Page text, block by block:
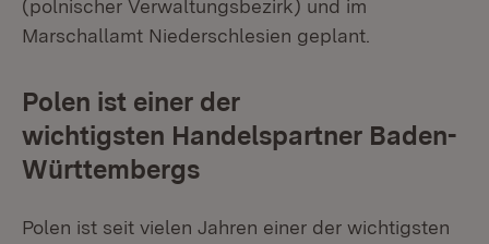
(polnischer Verwaltungsbezirk) und im
Marschallamt Niederschlesien geplant.
Polen ist einer der
wichtigsten Handelspartner Baden-
Württembergs
Polen ist seit vielen Jahren einer der wichtigsten